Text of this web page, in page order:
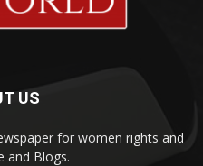
US
for women rights and
and Blogs.